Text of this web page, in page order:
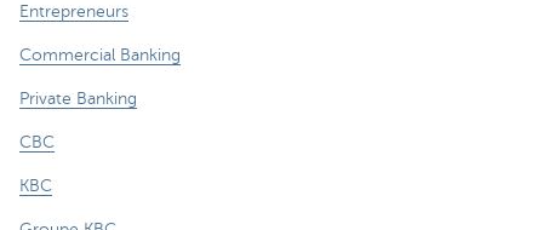
Entrepreneurs
Commercial Banking
Private Banking
CBC
KBC